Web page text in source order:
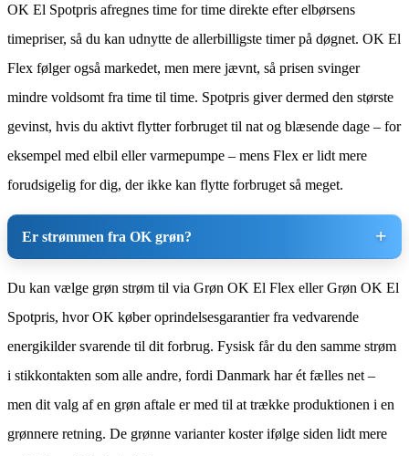
OK El Spotpris afregnes time for time direkte efter elbørsens
timepriser, så du kan udnytte de allerbilligste timer på døgnet. OK El
Flex følger også markedet, men mere jævnt, så prisen svinger
mindre voldsomt fra time til time. Spotpris giver dermed den største
gevinst, hvis du aktivt flytter forbruget til nat og blæsende dage – for
eksempel med elbil eller varmepumpe – mens Flex er lidt mere
forudsigelig for dig, der ikke kan flytte forbruget så meget.
Er strømmen fra OK grøn?
Du kan vælge grøn strøm til via Grøn OK El Flex eller Grøn OK El
Spotpris, hvor OK køber oprindelsesgarantier fra vedvarende
energikilder svarende til dit forbrug. Fysisk får du den samme strøm
i stikkontakten som alle andre, fordi Danmark har ét fælles net –
men dit valg af en grøn aftale er med til at trække produktionen i en
grønnere retning. De grønne varianter koster ifølge siden lidt mere